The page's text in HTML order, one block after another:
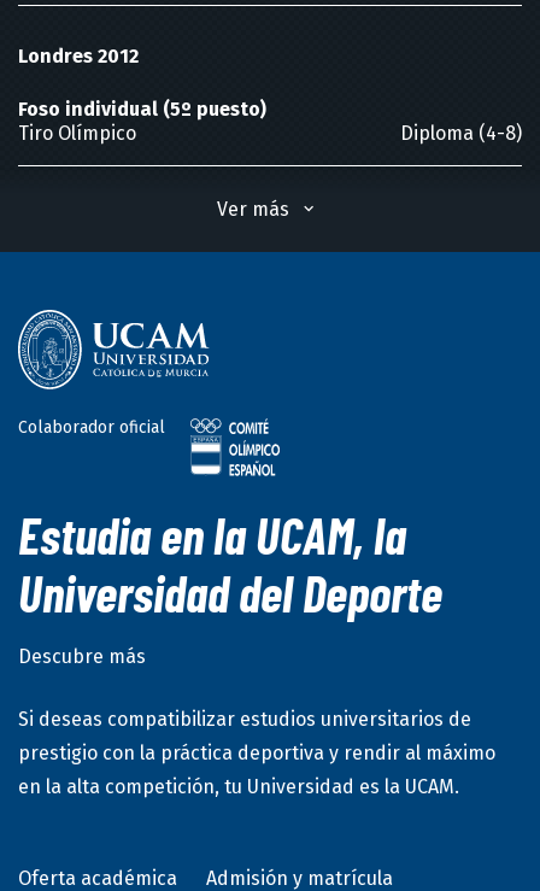
Londres 2012
Foso individual (5º puesto)
Tiro Olímpico
Diploma (4-8)
Campeonatos del Mundo
Tiro Olímpico
Foso por equipos
Foso por equipos
Tiro Olímpico
Foso individual
Ver más
Colaborador oficial
Estudia en la UCAM, la
Universidad del Deporte
Descubre más
Si deseas compatibilizar estudios universitarios de
prestigio con la práctica deportiva y rendir al máximo
en la alta competición, tu Universidad es la UCAM.
Oferta académica Admisión y matrícula